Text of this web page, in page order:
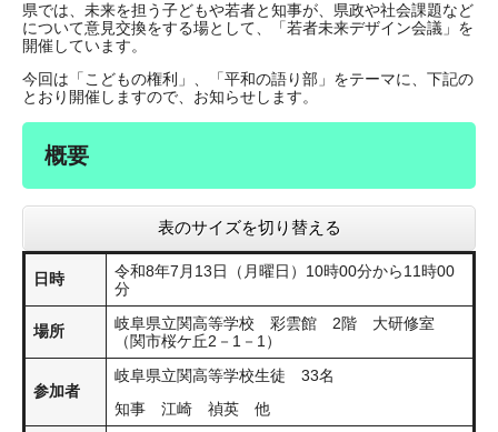
県では、未来を担う子どもや若者と知事が、県政や社会課題など
について意見交換をする場として、「若者未来デザイン会議」を
開催しています。
今回は「こどもの権利」、「平和の語り部」をテーマに、下記の
とおり開催しますので、お知らせします。
概要
表のサイズを切り替える
日時
令和8年7月13日（月曜日）10時00分から11時00
分
場所
岐阜県立関高等学校 彩雲館 2階 大研修室
（関市桜ケ丘2－1－1）
参加者
岐阜県立関高等学校生徒 33名
知事 江崎 禎英 他